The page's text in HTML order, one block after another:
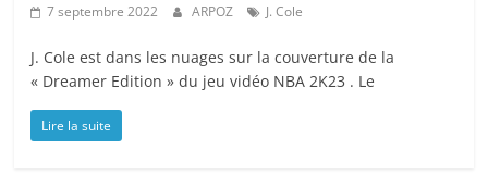
7 septembre 2022 ARPOZ J. Cole
J. Cole est dans les nuages ​​sur la couverture de la
« Dreamer Edition » du jeu vidéo NBA 2K23 . Le
Lire la suite